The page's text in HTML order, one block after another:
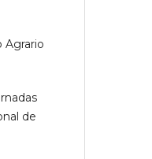
Agrario
de